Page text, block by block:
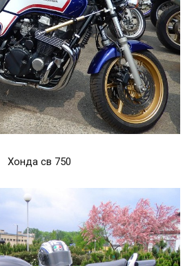
Хонда св 750